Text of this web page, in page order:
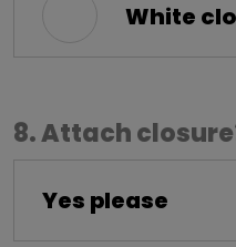
White
8. Attach
Yes please